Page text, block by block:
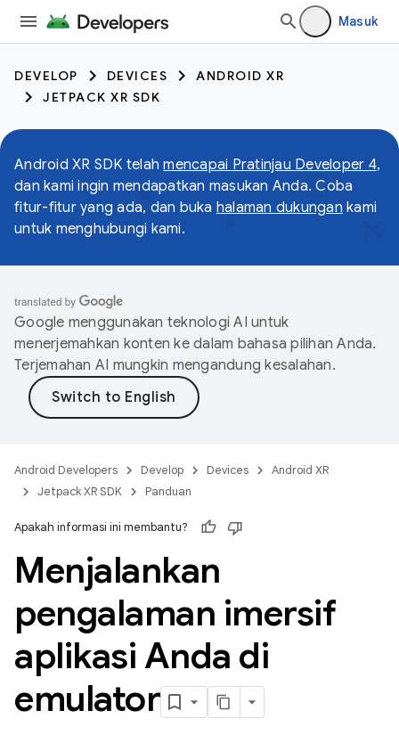
Masuk
DEVELOP DEVICES
ANDROID XR
JETPACK XR SDK
Android XR SDK telahmencapai Pratinjau Developer 4,
dan kami ingin mendapatkan masukan Anda. Coba
fitur-fitur yang ada, dan buka halaman dukungan kami
untuk menghubungi kami.
Google menggunakan teknologi AI untuk
menerjemahkan konten ke dalam bahasa pilihan Anda.
Terjemahan AI mungkin mengandung kesalahan.
Android Developers Develop Devices
Android XR
Jetpack XR SDK
Panduan
Apakah informasi ini membantu?
Menjalankan
pengalaman imersif
aplikasi Anda di
emulator